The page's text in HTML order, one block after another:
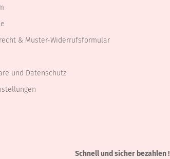
& Muster-Widerrufsformular
und Datenschutz
Schnell und sicher bezahlen !